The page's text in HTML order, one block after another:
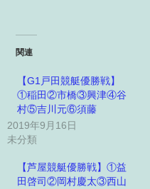
関連
【G1戸田競艇優勝戦】
①稲田②市橋③興津④谷
村⑤吉川元⑥須藤
2019年9月16日
未分類
【芦屋競艇優勝戦】①益
田啓司②岡村慶太③西山